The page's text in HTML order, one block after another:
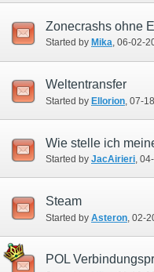
Zonecrashs ohne
Started by Mika‎, 06-02-
Weltentransfer
Started by Ellorion ‎, 07-
Started by JacAirieri‎,
Steam
Started by Asteron ‎, 02-
POL